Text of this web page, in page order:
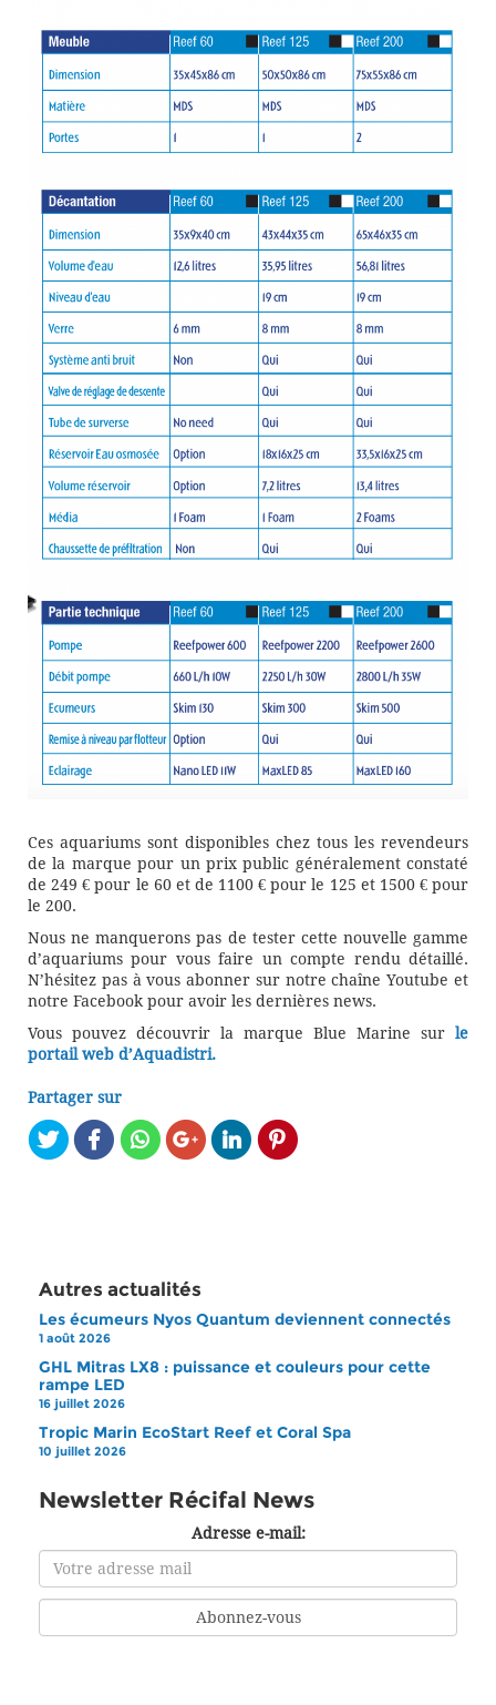
Ces aquariums sont disponibles chez tous les revendeurs
de la marque pour un prix public généralement constaté
de 249 € pour le 60 et de 1100 € pour le 125 et 1500 € pour
le 200.
Nous ne manquerons pas de tester cette nouvelle gamme
d’aquariums pour vous faire un compte rendu détaillé.
N’hésitez pas à vous abonner sur notre chaîne Youtube et
notre Facebook pour avoir les dernières news.
Vous pouvez découvrir la marque Blue Marine sur le
portail web d’Aquadistri.
Partager sur
Autres actualités
Les écumeurs Nyos Quantum deviennent connectés
1 août 2026
GHL Mitras LX8 : puissance et couleurs pour cette
rampe LED
16 juillet 2026
Tropic Marin EcoStart Reef et Coral Spa
10 juillet 2026
Newsletter Récifal News
Adresse e-mail: